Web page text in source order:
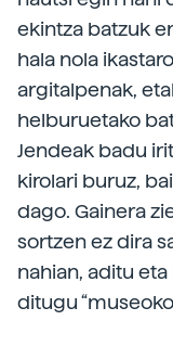
ekintza batzuk
hala nola
argitalpenak,
helburuetako
Jendeak badu
kirolari buruz,
dago. Gainera
sortzen ez dira
nahian, aditu
ditugu